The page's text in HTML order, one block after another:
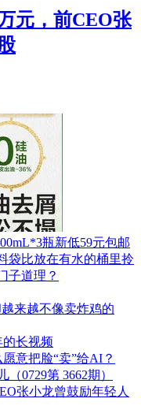
元，前CEO张
瓶新低59元包邮
袋比放在有水的桶里拎
子道理？
来越不像卖炸鸡的
长视频
意把脸“卖”给AI？
0729第 3662期）
张小龙曾鼓励年轻人